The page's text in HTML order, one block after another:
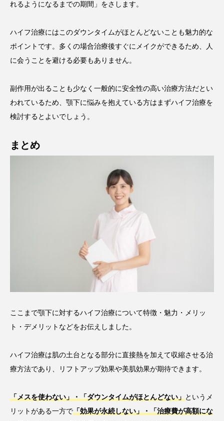
れるようになるまでの期間」をさします。
ハイフ治療にはこのダウンタイムがほとんどないことも魅力的な
ポイントです。多くの場合治療後すぐにメイクができるため、人
に会うことを避ける必要もありません。
副作用が出ることも少なく一般的に安全性の高い治療方法だとい
われているため、顎下に悩みを抱えている方はまずハイフ治療を
検討するとよいでしょう。
まとめ
ここまで顎下に対するハイフ治療について特徴・魅力・メリッ
ト・デメリットなどをお伝えしました。
ハイフ治療は肌の土台となる部分に直接熱を加えて収縮させる治
療方法であり、リフトアップ効果や美肌効果が期待できます。
「メスを使わない」・「ダウンタイムがほとんどない」というメ
リットがある一方で「効果が永続しない」・「治療費が高額にな